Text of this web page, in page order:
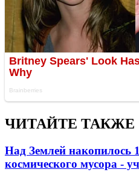
ЧИТАЙТЕ ТАКЖЕ
Над Землей накопилось
космического мусора -